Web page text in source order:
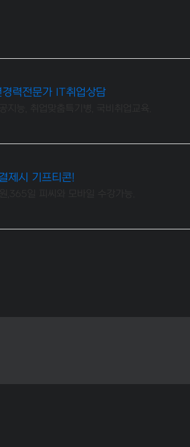
력전문가 IT취업상담
제시 기프티콘!